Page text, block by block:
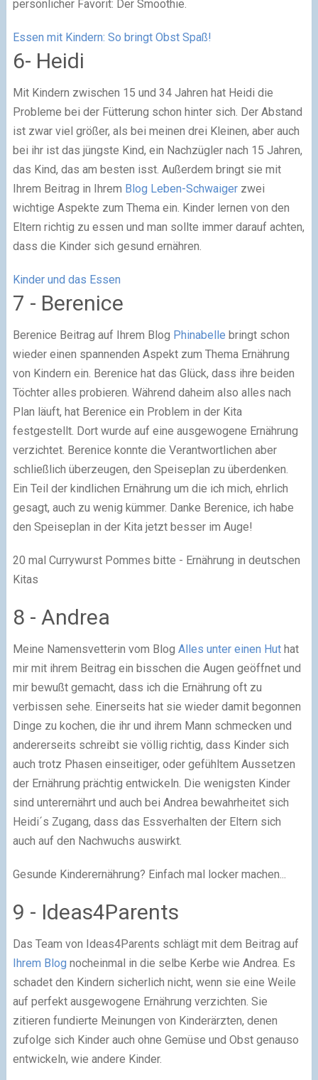
persönlicher Favorit: Der Smoothie.
Essen mit Kindern: So bringt Obst Spaß!
6- Heidi
Mit Kindern zwischen 15 und 34 Jahren hat Heidi die
Probleme bei der Fütterung schon hinter sich. Der Abstand
ist zwar viel größer, als bei meinen drei Kleinen, aber auch
bei ihr ist das jüngste Kind, ein Nachzügler nach 15 Jahren,
das Kind, das am besten isst. Außerdem bringt sie mit
Ihrem Beitrag in Ihrem Blog Leben-Schwaigerzwei
wichtige Aspekte zum Thema ein. Kinder lernen von den
Eltern richtig zu essen und man sollte immer darauf achten,
dass die Kinder sich gesund ernähren.
Kinder und das Essen
7 - Berenice
Berenice Beitrag auf Ihrem Blog Phinabelle bringt schon
wieder einen spannenden Aspekt zum Thema Ernährung
von Kindern ein. Berenice hat das Glück, dass ihre beiden
Töchter alles probieren. Während daheim also alles nach
Plan läuft, hat Berenice ein Problem in der Kita
festgestellt. Dort wurde auf eine ausgewogene Ernährung
verzichtet. Berenice konnte die Verantwortlichen aber
schließlich überzeugen, den Speiseplan zu überdenken.
Ein Teil der kindlichen Ernährung um die ich mich, ehrlich
gesagt, auch zu wenig kümmer. Danke Berenice, ich habe
den Speiseplan in der Kita jetzt besser im Auge!
20 mal Currywurst Pommes bitte - Ernährung in deutschen
Kitas
8 - Andrea
Meine Namensvetterin vom Blog Alles unter einen Huthat
mir mit ihrem Beitrag ein bisschen die Augen geöffnet und
mir bewußt gemacht, dass ich die Ernährung oft zu
verbissen sehe. Einerseits hat sie wieder damit begonnen
Dinge zu kochen, die ihr und ihrem Mann schmecken und
andererseits schreibt sie völlig richtig, dass Kinder sich
auch trotz Phasen einseitiger, oder gefühltem Aussetzen
der Ernährung prächtig entwickeln. Die wenigsten Kinder
sind unterernährt und auch bei Andrea bewahrheitet sich
Heidi´s Zugang, dass das Essverhalten der Eltern sich
auch auf den Nachwuchs auswirkt.
Gesunde Kinderernährung? Einfach mal locker machen...
9 - Ideas4Parents
Das Team von Ideas4Parents schlägt mit dem Beitrag auf
Ihrem Blog nocheinmal in die selbe Kerbe wie Andrea. Es
schadet den Kindern sicherlich nicht, wenn sie eine Weile
auf perfekt ausgewogene Ernährung verzichten. Sie
zitieren fundierte Meinungen von Kinderärzten, denen
zufolge sich Kinder auch ohne Gemüse und Obst genauso
entwickeln, wie andere Kinder.